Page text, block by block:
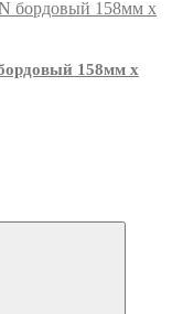
158мм х